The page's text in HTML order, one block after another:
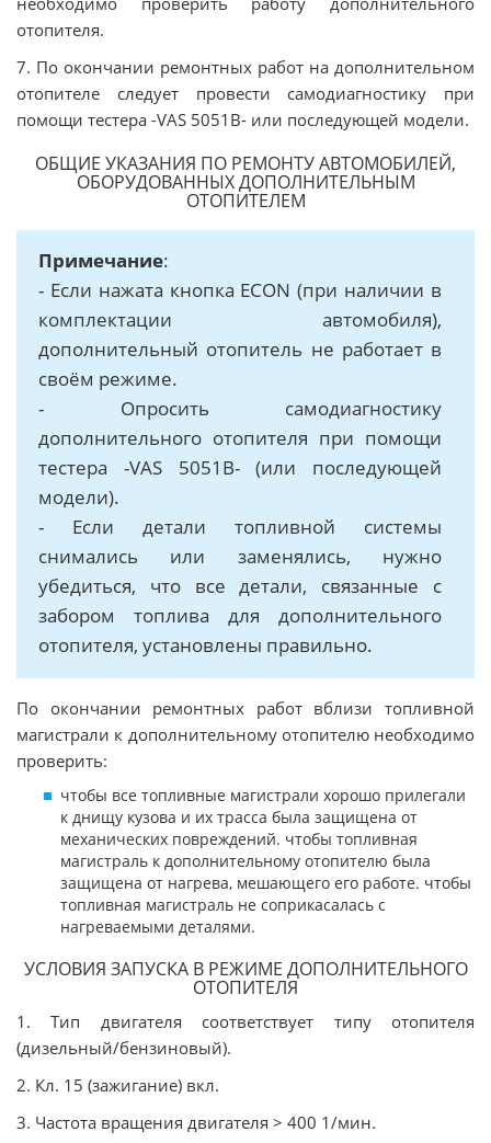
отопителя.
7. По окончании ремонтных работ на дополнительном
отопителе следует провести самодиагностику при
помощи тестера -VAS 5051B- или последующей модели.
ОБЩИЕ УКАЗАНИЯ ПО РЕМОНТУ АВТОМОБИЛЕЙ,
ОБОРУДОВАННЫХ ДОПОЛНИТЕЛЬНЫМ
ОТОПИТЕЛЕМ
Примечание:
- Если нажата кнопка ECON (при наличии в
комплектации автомобиля),
дополнительный отопитель не работает в
своём режиме.
- Опросить самодиагностику
дополнительного отопителя при помощи
тестера -VAS 5051B- (или последующей
модели).
- Если детали топливной системы
снимались или заменялись, нужно
убедиться, что все детали, связанные с
забором топлива для дополнительного
отопителя, установлены правильно.
По окончании ремонтных работ вблизи топливной
магистрали к дополнительному отопителю необходимо
проверить:
чтобы все топливные магистрали хорошо прилегали
к днищу кузова и их трасса была защищена от
механических повреждений. чтобы топливная
магистраль к дополнительному отопителю была
защищена от нагрева, мешающего его работе. чтобы
топливная магистраль не соприкасалась с
нагреваемыми деталями.
УСЛОВИЯ ЗАПУСКА В РЕЖИМЕ ДОПОЛНИТЕЛЬНОГО
ОТОПИТЕЛЯ
1. Тип двигателя соответствует типу отопителя
(дизельный/бензиновый).
2. Кл. 15 (зажигание) вкл.
3. Частота вращения двигателя > 400 1/мин.